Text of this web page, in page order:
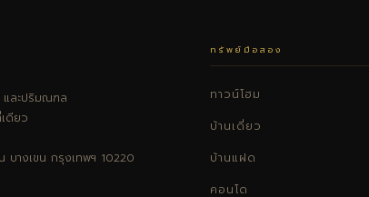
และปริมณฑล
ดียว
างเขน กรุงเทพฯ 10220
ทรัพย์มือสอง
ทาวน์โฮม
บ้านเดี่ยว
บ้านแฝด
คอนโด